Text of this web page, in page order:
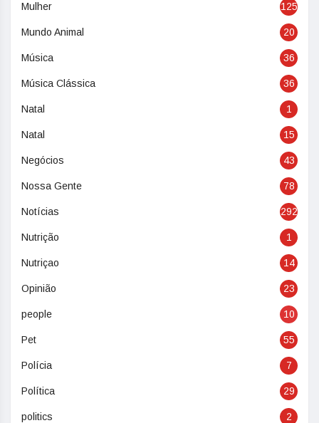
Mulher 125
Mundo Animal 20
Música 36
Música Clássica 36
Natal 1
Natal 15
Negócios 43
Nossa Gente 78
Notícias 292
Nutrição 1
Nutriçao 14
Opinião 23
people 10
Pet 55
Polícia 7
Política 29
politics 2